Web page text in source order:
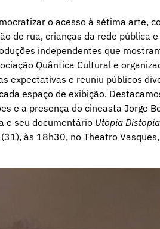
o acesso à sétima arte,
de rua, crianças da rede pública
independentes que
Quântica Cultural e
expectativas e reuniu públicos
espaço de exibição.
e a presença do cineasta Jorge
e seu documentário Utopia Distopia
às 18h30, no Theatro